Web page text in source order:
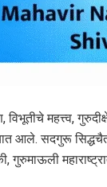
विभूतीचे महत्त्व,
आले. सदगुरू
गुरुमाऊली